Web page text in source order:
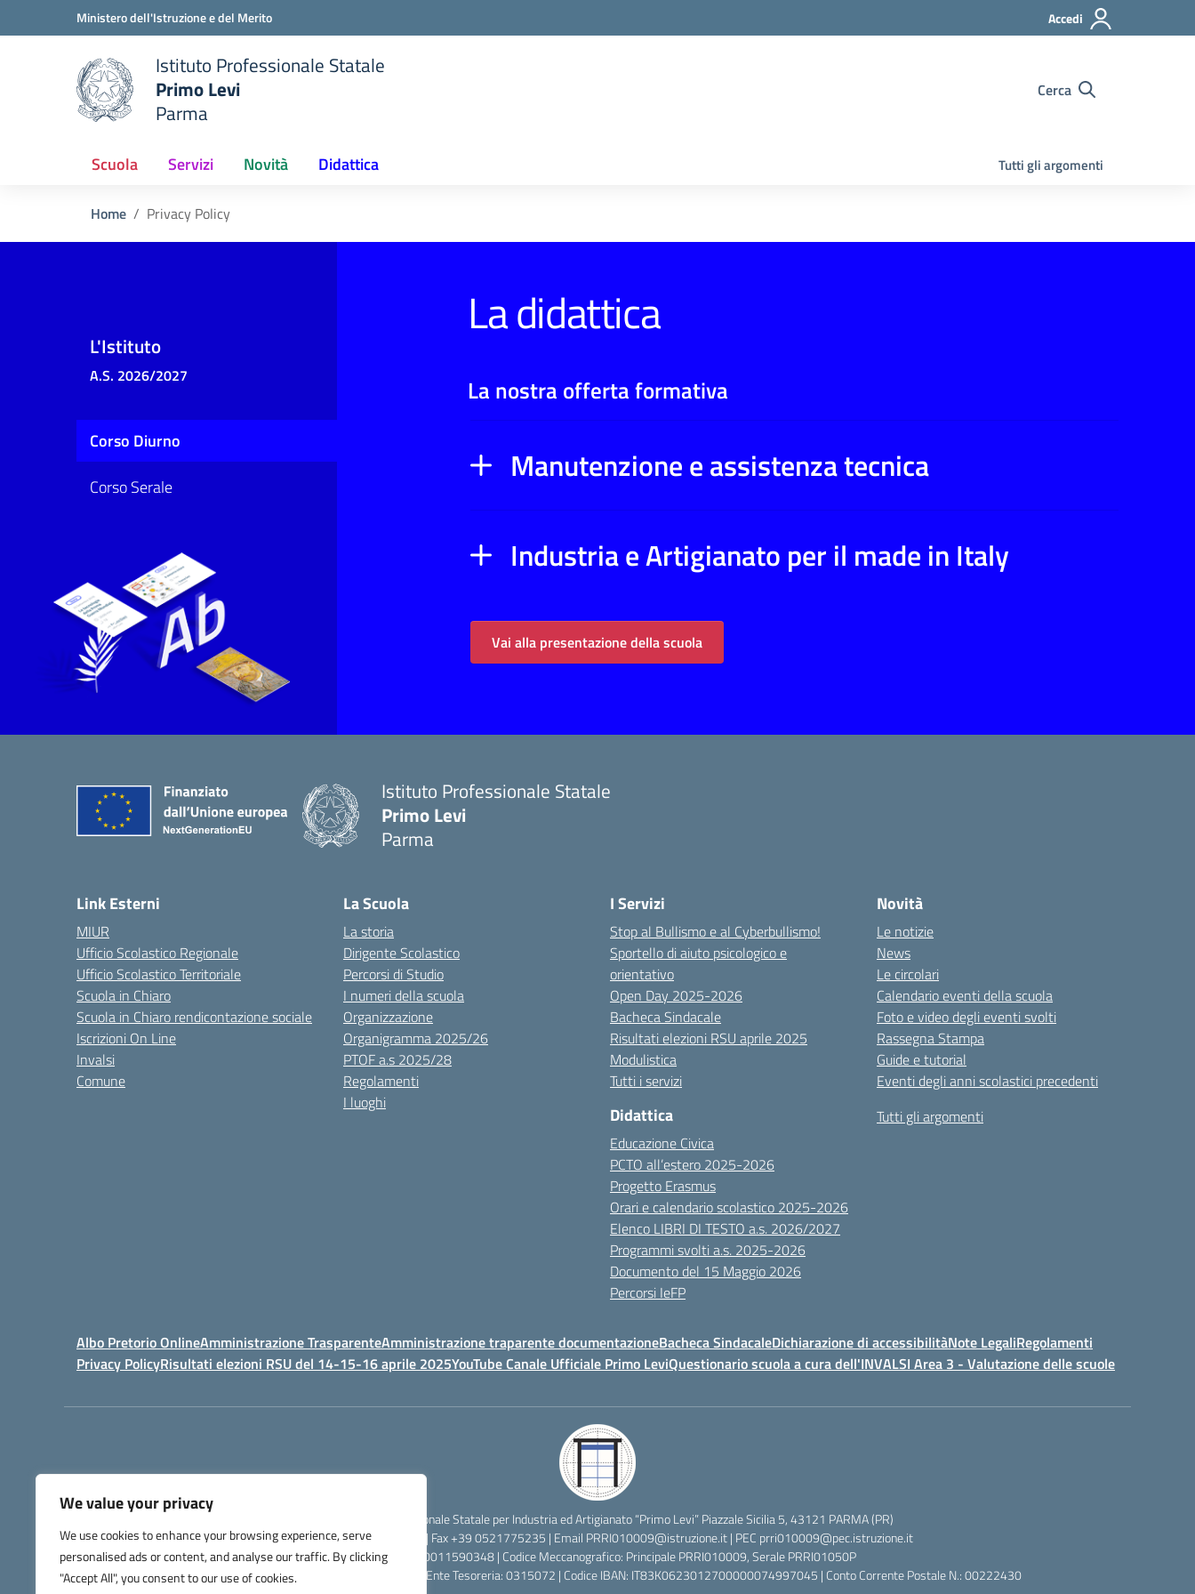
We value your privacy
We use cookies to enhance your browsing experience, serve
personalised ads or content, and analyse our traffic. By clicking
"Accept All", you consent to our use of cookies.
Vai ai contenuti
Vai al menu di navigazioneMinistero dell'Istruzione e del Merito Accedi
scuola
Istituto Professionale Statale
Primo Levi
Parma
Cerca
Scuola Servizi Novità Didattica Tutti gli argomenti
Home Privacy Policy
La didattica
La nostra offerta formativa
L'Istituto
A.S. 2026/2027
Corso Diurno
Corso Serale
Manutenzione e assistenza tecnica
Industria e Artigianato per il made in Italy
Vai alla presentazione della scuola
Istituto Professionale Statale
Primo Levi
Parma
Link Esterni
MIUR
Ufficio Scolastico Regionale
Ufficio Scolastico Territoriale
Scuola in Chiaro
Scuola in Chiaro rendicontazione sociale
Iscrizioni On Line
Invalsi
Comune
La Scuola
La storia
Dirigente Scolastico
Percorsi di Studio
I numeri della scuola
Organizzazione
Organigramma 2025/26
PTOF a.s 2025/28
Regolamenti
I luoghi
I Servizi
Stop al Bullismo e al Cyberbullismo!
Sportello di aiuto psicologico e
orientativo
Open Day 2025-2026
Bacheca Sindacale
Risultati elezioni RSU aprile 2025
Modulistica
Tutti i servizi
Didattica
Educazione Civica
PCTO all’estero 2025-2026
Progetto Erasmus
Orari e calendario scolastico 2025-2026
Elenco LIBRI DI TESTO a.s. 2026/2027
Programmi svolti a.s. 2025-2026
Documento del 15 Maggio 2026
Percorsi IeFP
Novità
Le notizie
News
Le circolari
Calendario eventi della scuola
Foto e video degli eventi svolti
Rassegna Stampa
Guide e tutorial
Eventi degli anni scolastici precedenti
Tutti gli argomenti
Albo Pretorio OnlineAmministrazione TrasparenteAmministrazione traparente documentazioneBacheca SindacaleDichiarazione di accessibilitàNote LegaliRegolamenti
Privacy PolicyRisultati elezioni RSU del 14-15-16 aprile 2025YouTube Canale Ufficiale Primo LeviQuestionario scuola a cura dell'INVALSI Area 3 - Valutazione delle scuole
IPSIA - Istituto Professionale Statale per Industria ed Artigianato “Primo Levi” Piazzale Sicilia 5, 43121 PARMA (PR)
Telefono +39 0521272638 | Fax +39 0521775235 | Email PRRI010009@istruzione.it| PEC prri010009@pec.istruzione.it
Codice Fiscale: 80011590348 | Codice Meccanografico: Principale PRRI010009, Serale PRRI01050P
Codice Univoco di Fatturazione: UFW76E | Codice Ente Tesoreria: 0315072 | Codice IBAN: IT83K0623012700000074997045 | Conto Corrente Postale N.: 00222430